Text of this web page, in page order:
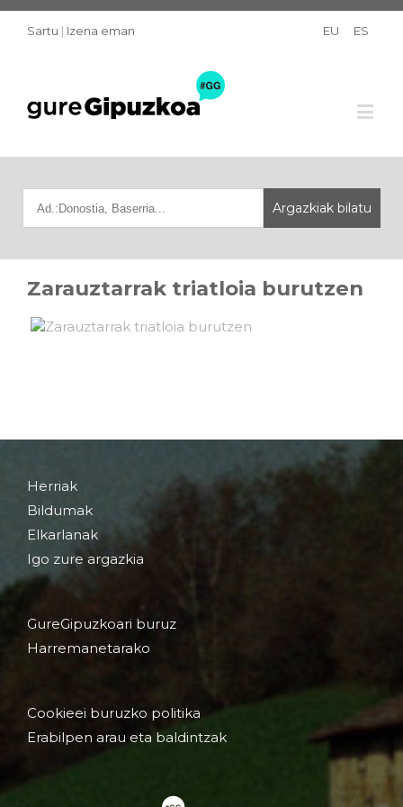
Sartu | Izena eman EU ES
Zarauztarrak triatloia burutzen
Herriak
Bildumak
Elkarlanak
Igo zure argazkia
GureGipuzkoari buruz
Harremanetarako
Cookieei buruzko politika
Erabilpen arau eta baldintzak